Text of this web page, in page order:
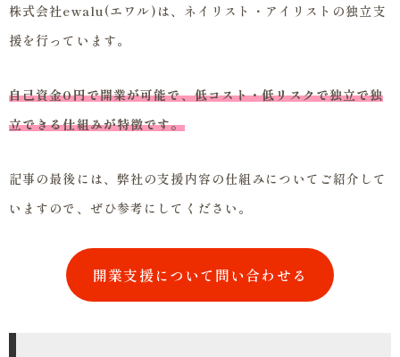
株式会社ewalu(エワル)は、ネイリスト・アイリストの独立支
援を行っています。
自己資金0円で開業が可能で、低コスト・低リスクで独立で独
立できる仕組みが特徴です。
記事の最後には、弊社の支援内容の仕組みについてご紹介して
いますので、ぜひ参考にしてください。
開業支援について問い合わせる